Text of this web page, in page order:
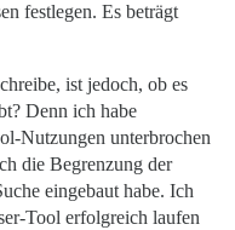
festlegen. Es beträgt
ist jedoch, ob es
Denn ich habe
Nutzungen unterbrochen
die Begrenzung der
eingebaut habe. Ich
Tool erfolgreich laufen